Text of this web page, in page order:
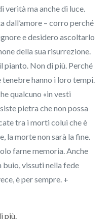
verità ma anche di luce.
dall’amore – corro perché
e desidero ascoltarlo
della sua risurrezione.
pianto. Non di più. Perché
hanno i loro tempi.
qualcuno «in vesti
pietra che non possa
tra i morti colui che è
la morte non sarà la fine.
farne memoria. Anche
buio, vissuti nella fede
è per sempre. +
più.